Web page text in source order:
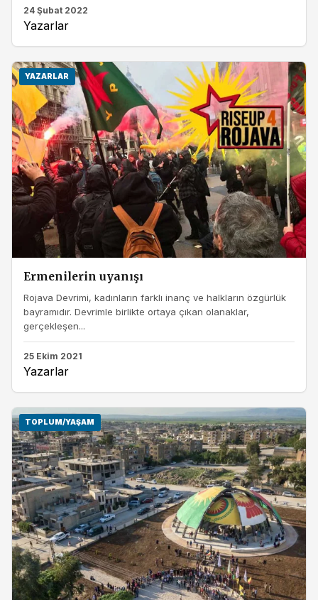
24 Şubat 2022
Yazarlar
YAZARLAR
Ermenilerin uyanışı
Rojava Devrimi, kadınların farklı inanç ve halkların özgürlük
bayramıdır. Devrimle birlikte ortaya çıkan olanaklar,
gerçekleşen...
25 Ekim 2021
Yazarlar
TOPLUM/YAŞAM